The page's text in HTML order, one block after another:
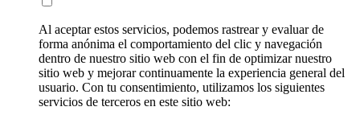
Al aceptar estos servicios, podemos rastrear y evaluar de
forma anónima el comportamiento del clic y navegación
dentro de nuestro sitio web con el fin de optimizar nuestro
sitio web y mejorar continuamente la experiencia general del
usuario. Con tu consentimiento, utilizamos los siguientes
servicios de terceros en este sitio web: